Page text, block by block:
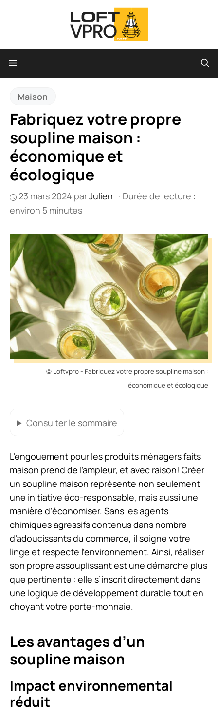
Menu
Maison
Fabriquez votre propre
soupline maison :
économique et
écologique
23 mars 2024 parJulien · Durée de lecture :
environ 5 minutes
© Loftvpro - Fabriquez votre propre soupline maison :
économique et écologique
Consulter le sommaire
L’engouement pour les produits ménagers faits
maison prend de l’ampleur, et avec raison! Créer
un soupline maison représente non seulement
une initiative éco-responsable, mais aussi une
manière d’économiser. Sans les agents
chimiques agressifs contenus dans nombre
d’adoucissants du commerce, il soigne votre
linge et respecte l’environnement. Ainsi, réaliser
son propre assouplissant est une démarche plus
que pertinente : elle s’inscrit directement dans
une logique de développement durable tout en
choyant votre porte-monnaie.
Les avantages d’un
soupline maison
Impact environnemental
réduit